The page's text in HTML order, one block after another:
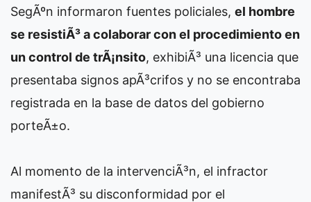
SegÃºn informaron fuentes policiales, el hombre
se resistiÃ³ a colaborar con el procedimiento en
un control de trÃ¡nsito, exhibiÃ³ una licencia que
presentaba signos apÃ³crifos y no se encontraba
registrada en la base de datos del gobierno
porteÃ±o.
Al momento de la intervenciÃ³n, el infractor
manifestÃ³ su disconformidad por el